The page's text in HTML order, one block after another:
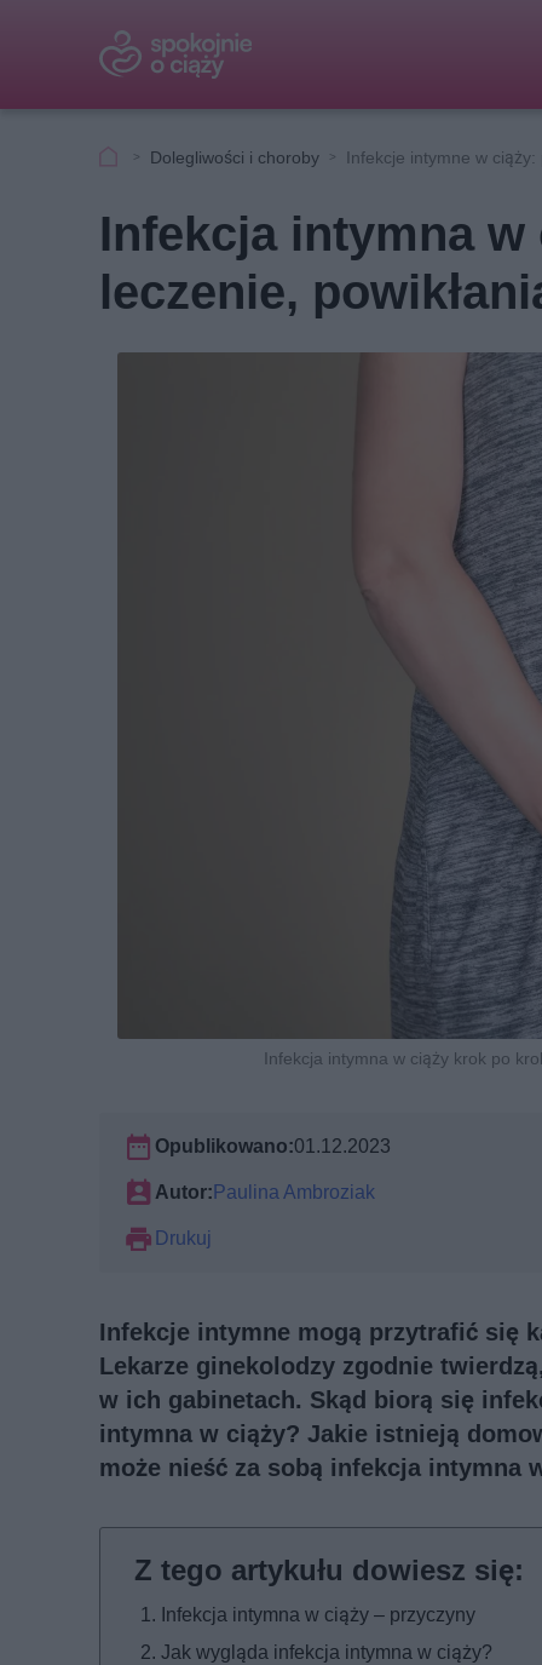
Dolegliwości i choroby Infekcje intymne w ciąży:
Infekcja intymna w
leczenie,
Infekcja intymna w ciąży krok po
Opublikowano:01.12.2023
Autor:Paulina Ambroziak
Drukuj
Infekcje intymne mogą przytrafić się
Lekarze ginekolodzy zgodnie
w ich gabinetach. Skąd biorą się
intymna w ciąży? Jakie istnieją
może nieść za sobą infekcja intymna
Infekcja intymna w ciąży – przyczyny
Jak wygląda infekcja intymna w ciąży?